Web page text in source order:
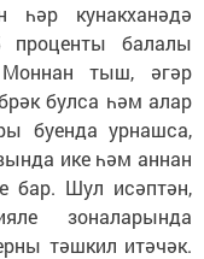
һәр кунакханәдә
балалы
Моннан тыш, әгәр
булса һәм алар
буенда урнашса,
ике һәм аннан
бар. Шул исәптән,
зоналарында
тәшкил итәчәк.